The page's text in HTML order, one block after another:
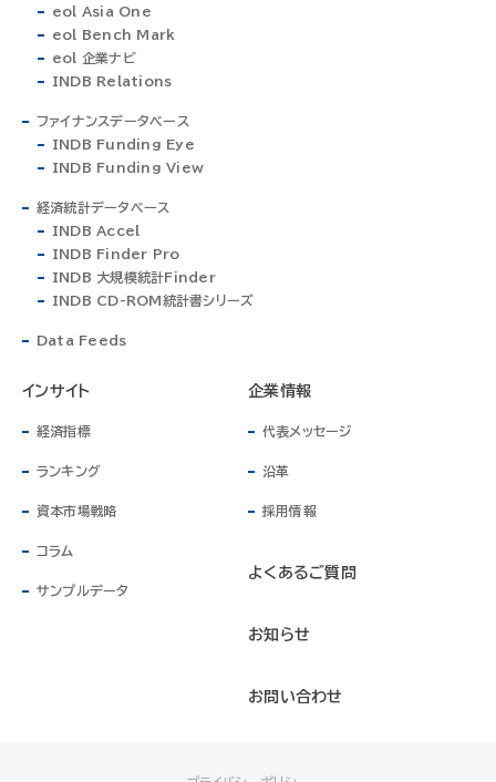
eol Asia One
eol Bench Mark
eol 企業ナビ
INDB Relations
ファイナンスデータベース
INDB Funding Eye
INDB Funding View
経済統計データベース
INDB Accel
INDB Finder Pro
INDB 大規模統計Finder
INDB CD-ROM統計書シリーズ
Data Feeds
インサイト
経済指標
ランキング
資本市場戦略
コラム
サンプルデータ
企業情報
代表メッセージ
沿革
採用情報
よくあるご質問
お知らせ
お問い合わせ